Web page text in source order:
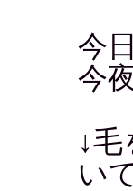
今
今
↓
い